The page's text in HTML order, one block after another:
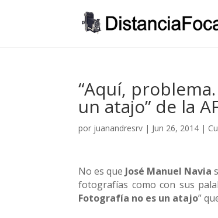
“Aquí,
un atajo” de la
por juanandresrv | Jun 26, 2014 |
No es que José Manuel Navia
fotografías como con sus
Fotografía no es un atajo”